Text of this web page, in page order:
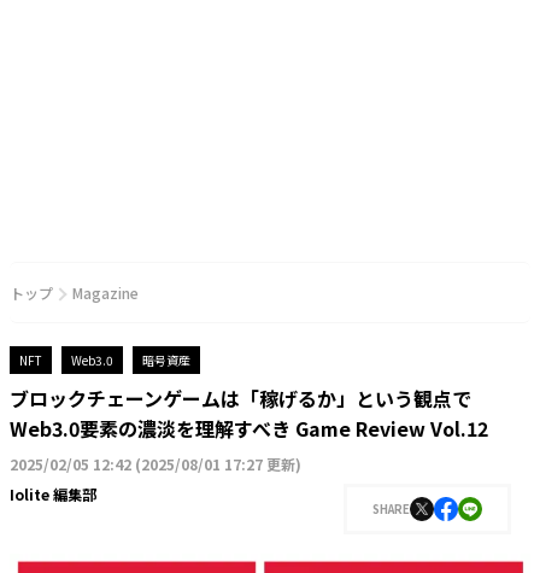
トップ Magazine
NFT Web3.0 暗号資産
ブロックチェーンゲームは「稼げるか」という観点で
Web3.0要素の濃淡を理解すべき Game Review Vol.12
2025/02/05 12:42 (2025/08/01 17:27 更新)
Iolite 編集部
SHARE